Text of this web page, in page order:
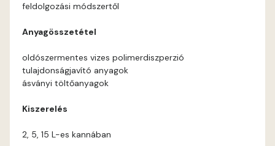
feldolgozási módszertől
Anyagösszetétel
oldószermentes vizes polimerdiszperzió
tulajdonságjavító anyagok
ásványi töltőanyagok
Kiszerelés
2, 5, 15 L-es kannában